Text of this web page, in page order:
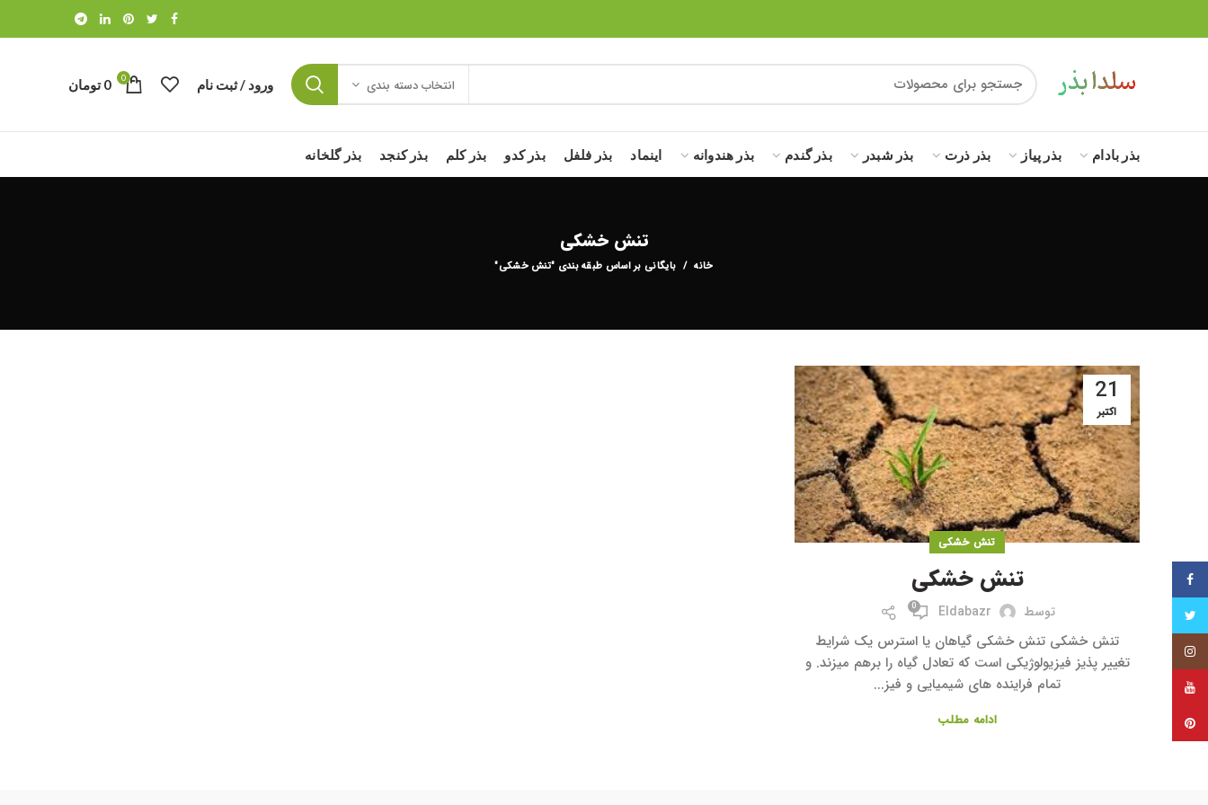
انتخاب دسته بندی ورود / ثبت نام 0
0 تومان
بذر بادام بذر پیاز بذر ذرت بذر شبدر بذر گندم بذر هندوانه اینماد بذر فلفل بذر کدو بذر کلم بذر کنجد بذر گلخانه
تنش خشکی
خانه بایگانی بر اساس طبقه بندی "تنش خشکی"
21
اکتبر
تنش خشکی
تنش خشکی
توسط Eldabazr
0
تنش خشکی تنش خشکی گیاهان یا استرس یک شرایط
تغییر پذیز فیزیولوژیکی است که تعادل گیاه را برهم میزند. و
تمام فراینده های شیمیایی و فیز...
ادامه مطلب